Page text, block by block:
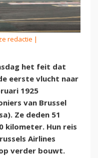
redactie |
het feit dat
eerste vlucht naar
1925
van Brussel
Ze deden 51
kilometer. Hun reis
Airlines
verder bouwt.